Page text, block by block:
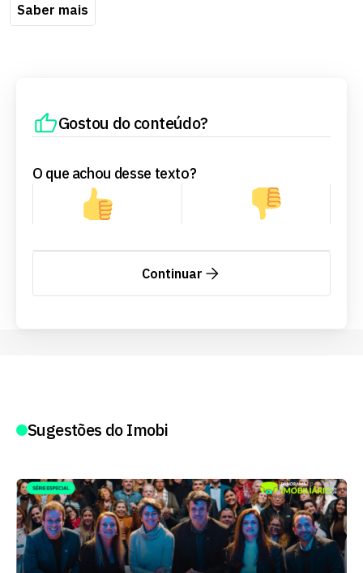
Saber mais
Gostou do conteúdo?
O que achou desse texto?
Continuar
Sugestões do Imobi